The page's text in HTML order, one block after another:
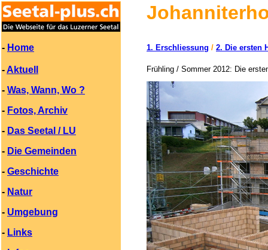
- Home
-Aktuell
- Was, Wann, Wo ?
- Fotos, Archiv
- Das Seetal / LU
- Die Gemeinden
- Geschichte
- Natur
- Umgebung
- Links
1. Erschliessung / 2. Die ersten
Frühling / Sommer 2012: Die